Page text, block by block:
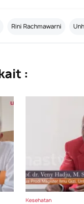
Rini Rachmawarni
:
Kesehatan